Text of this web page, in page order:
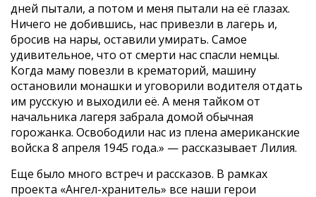
дней пытали, а потом и меня пытали на её глазах.
Ничего не добившись, нас привезли в лагерь и,
бросив на нары, оставили умирать. Самое
удивительное, что от смерти нас спасли немцы.
Когда маму повезли в крематорий, машину
остановили монашки и уговорили водителя отдать
им русскую и выходили её. А меня тайком от
начальника лагеря забрала домой обычная
горожанка. Освободили нас из плена американские
войска 8 апреля 1945 года.» — рассказывает Лилия.
Еще было много встреч и рассказов. В рамках
проекта «Ангел-хранитель» все наши герои